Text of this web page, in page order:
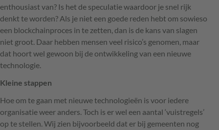
enthousiast van? Is het de speculatie waardoor je snel rijk
denkt te worden? Als je niet een goede reden hebt om sowieso
een blockchainproces in te zetten, dan is de kans van slagen
niet groot. Daar hebben mensen veel risico’s genomen, maar
dat hoort wel gewoon bij de ontwikkeling van een nieuwe
technologie.
Kleine stappen
Hoe om te gaan met nieuwe technologieën is voor iedere
organisatie weer anders. Toch is er wel een aantal ‘vuistregels’
op te stellen. Wij zien bijvoorbeeld dat er bij gemeenten nog